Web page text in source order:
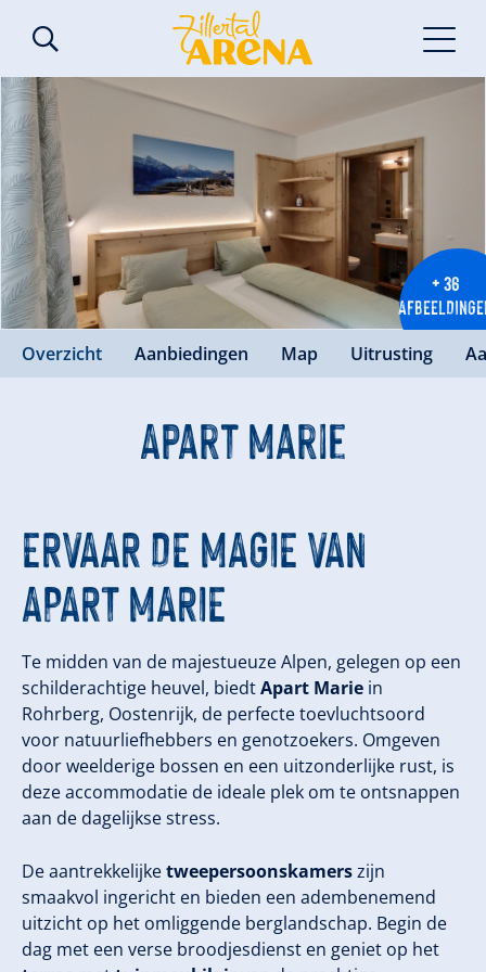
+ 36
Overzicht Aanbiedingen Map Uitrusting
Apart Marie
ERVAAR DE MAGIE VAN
APART MARIE
Te midden van de majestueuze Alpen, gelegen op een
schilderachtige heuvel, biedtApart Marie in
Rohrberg, Oostenrijk, de perfecte toevluchtsoord
voor natuurliefhebbers en genotzoekers. Omgeven
door weelderige bossen en een uitzonderlijke rust, is
deze accommodatie de ideale plek om te ontsnappen
aan de dagelijkse stress.
De aantrekkelijketweepersoonskamerszijn
smaakvol ingericht en bieden een adembenemend
uitzicht op het omliggende berglandschap. Begin de
dag met een verse broodjesdienst en geniet op het